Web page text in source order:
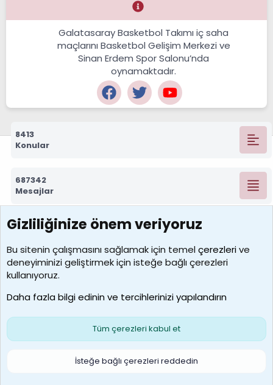
Galatasaray Basketbol Takımı iç saha
maçlarını Basketbol Gelişim Merkezi ve
Sinan Erdem Spor Salonu’nda
oynamaktadır.
8413
Konular
687342
Mesajlar
7390
Kullanıcılar
MosesBrownHayranı
Son üye
Çerezler
S
Gizliliğinize önem veriyoruz
Bu sitenin çalışmasını sağlamak için temelçerezlerive
deneyiminizi geliştirmek için isteğe bağlı çerezleri
kullanıyoruz.
Daha fazla bilgi edinin ve tercihlerinizi yapılandırın
Tüm çerezleri kabul et
İsteğe bağlı çerezleri reddedin